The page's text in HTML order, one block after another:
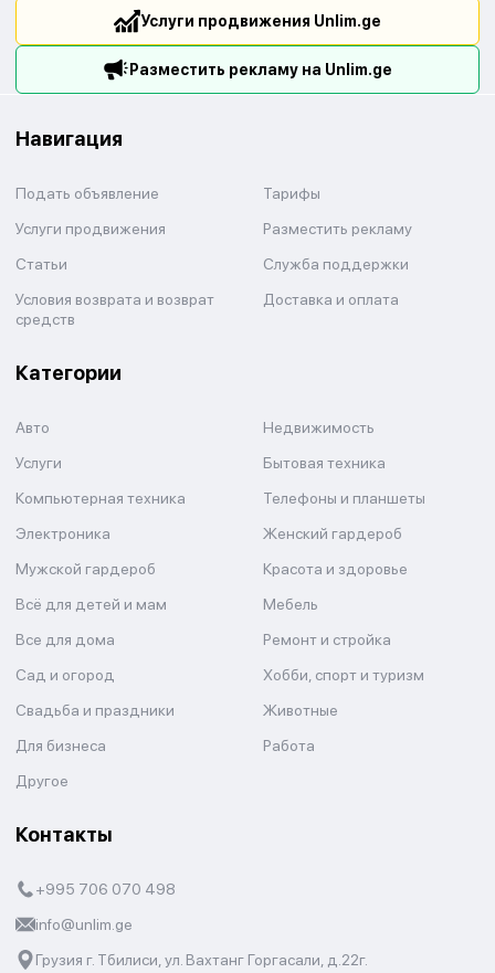
Услуги продвижения Unlim.ge
Разместить рекламу на Unlim.ge
Навигация
Подать объявление
Тарифы
Услуги продвижения
Разместить рекламу
Статьи
Служба поддержки
Условия возврата и возврат
средств
Доставка и оплата
Категории
Авто
Недвижимость
Услуги
Бытовая техника
Компьютерная техника
Телефоны и планшеты
Электроника
Женский гардероб
Мужской гардероб
Красота и здоровье
Всё для детей и мам
Мебель
Все для дома
Ремонт и стройка
Сад и огород
Хобби, спорт и туризм
Свадьба и праздники
Животные
Для бизнеса
Работа
Другое
Контакты
+995 706 070 498
info@unlim.ge
Грузия г. Тбилиси, ул. Вахтанг Горгасали, д.22г.